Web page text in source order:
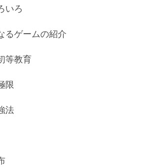
いろ
るゲームの紹介
等教育
限
法